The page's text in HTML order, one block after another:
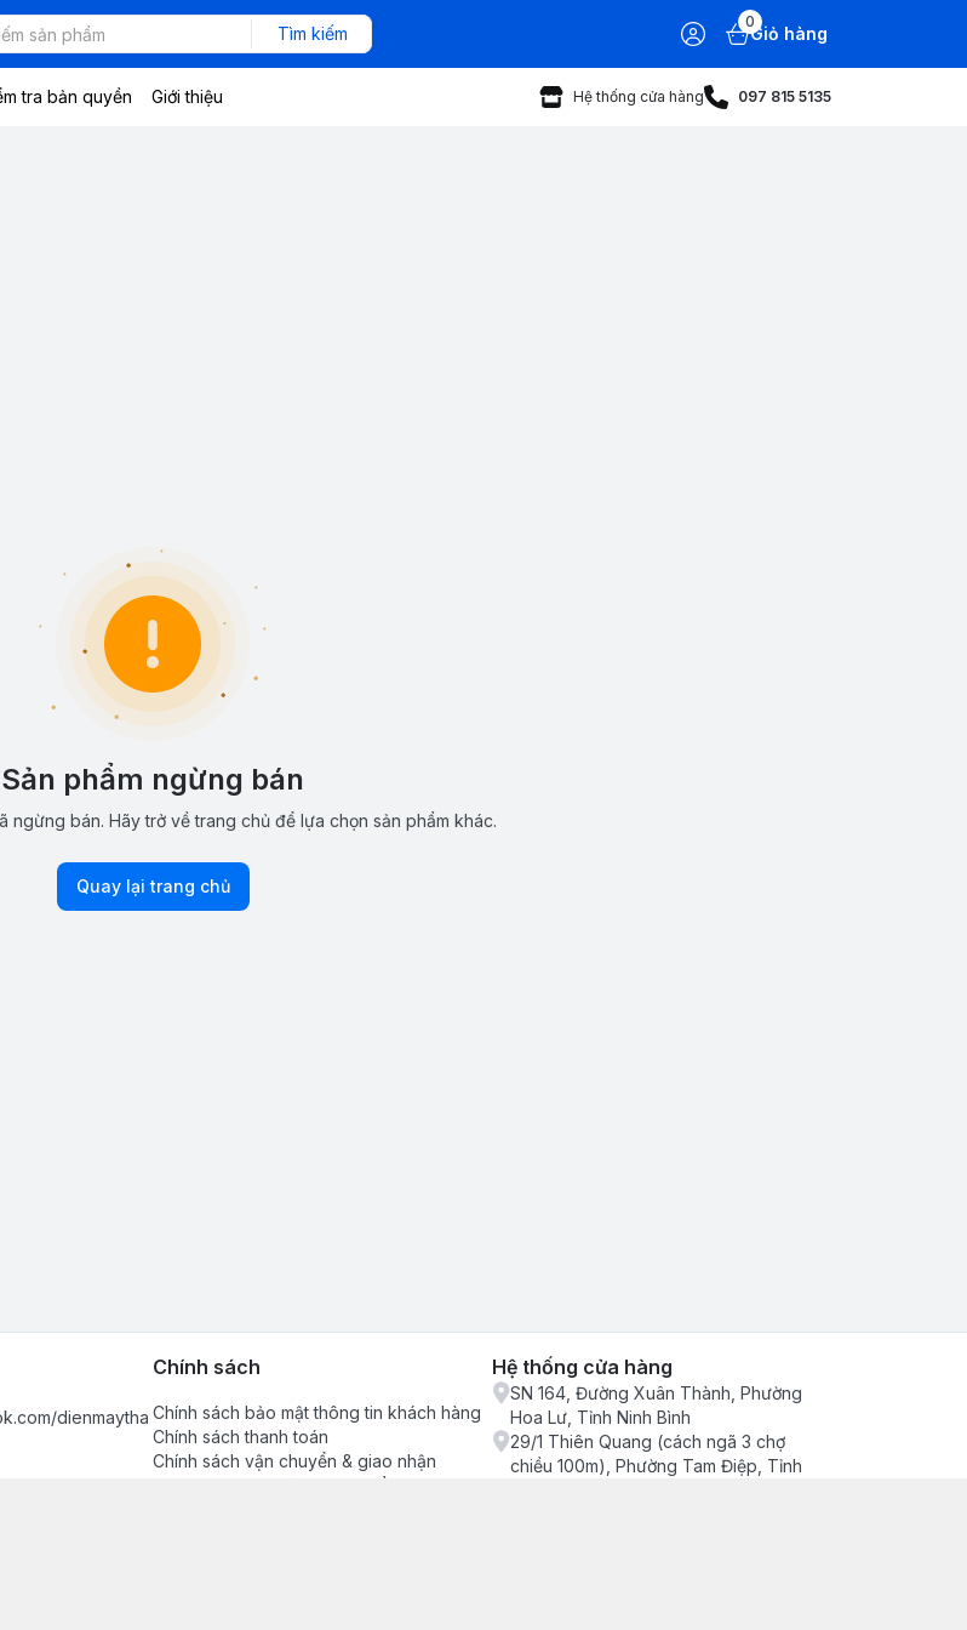
Tìm kiếm
0
Giỏ hàng
tra bản quyền Giới thiệu Hệ thống cửa hàng 097 815 5135
Sản phẩm ngừng bán
ngừng bán. Hãy trở về trang chủ để lựa chọn sản phẩm khác.
Quay lại trang chủ
dienmaytha
Chính sách
Chính sách bảo mật thông tin khách hàng
Chính sách thanh toán
Chính sách vận chuyển & giao nhận
Chính sách bảo hành sản phẩm
Hệ thống cửa hàng
SN 164, Đường Xuân Thành, Phường
Hoa Lư, Tỉnh Ninh Bình
29/1 Thiên Quang (cách ngã 3 chợ
chiều 100m), Phường Tam Điệp, Tỉnh